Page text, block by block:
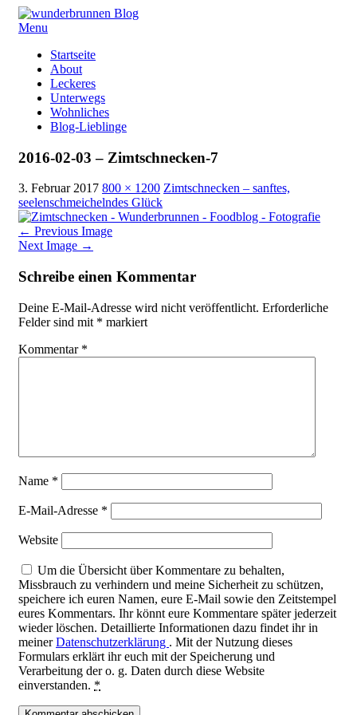
Menu
content
Startseite
About
Leckeres
Unterwegs
Wohnliches
Blog-Lieblinge
2016-02-03 – Zimtschnecken-7
3. Februar 2017 800 × 1200 Zimtschnecken – sanftes,
seelenschmeichelndes Glück
← Previous Image
Next Image →
Schreibe einen Kommentar
Deine E-Mail-Adresse wird nicht veröffentlicht. Erforderliche
Felder sind mit * markiert
Kommentar *
Name *
E-Mail-Adresse *
Website
Um die Übersicht über Kommentare zu behalten,
Missbrauch zu verhindern und meine Sicherheit zu schützen,
speichere ich euren Namen, eure E-Mail sowie den Zeitstempel
eures Kommentars. Ihr könnt eure Kommentare später jederzeit
wieder löschen. Detaillierte Informationen dazu findet ihr in
meinerDatenschutzerklärung . Mit der Nutzung dieses
Formulars erklärt ihr euch mit der Speicherung und
Verarbeitung der o. g. Daten durch diese Website
einverstanden. *